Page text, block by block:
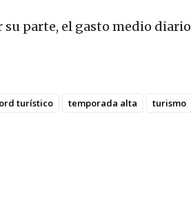
su parte, el gasto medio diario
turístico temporada alta
turismo